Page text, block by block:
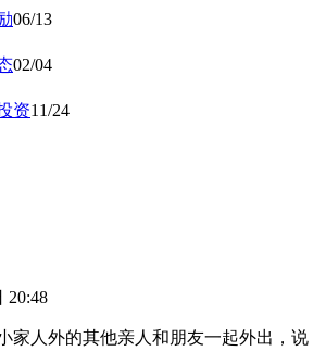
06/13
02/04
资11/24
20:48
家人外的其他亲人和朋友一起外出，说